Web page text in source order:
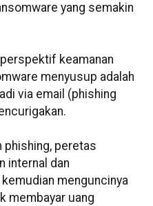
yang semakin
keamanan
menyusup adalah
via email (phishing
phishing, peretas
internal dan
menguncinya
membayar uang